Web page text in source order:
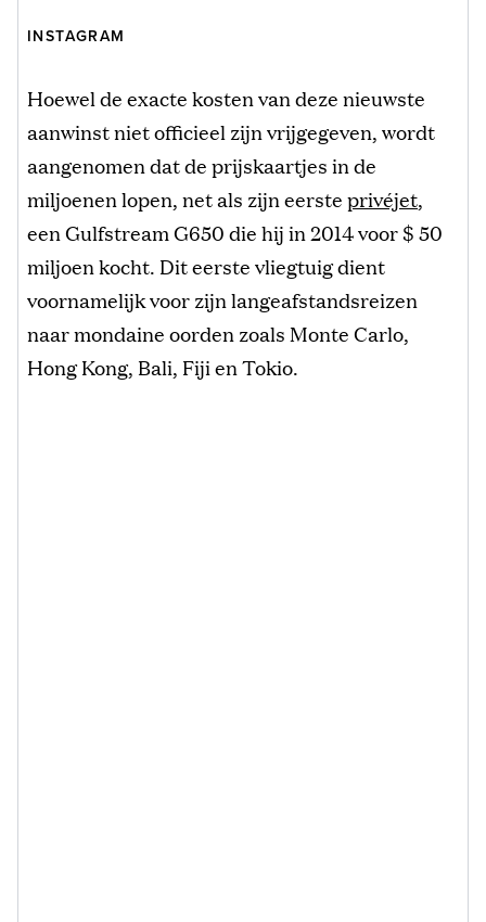
INSTAGRAM
Hoewel de exacte kosten van deze nieuwste
aanwinst niet officieel zijn vrijgegeven, wordt
aangenomen dat de prijskaartjes in de
miljoenen lopen, net als zijn eersteprivéjet,
een Gulfstream G650 die hij in 2014 voor $ 50
miljoen kocht. Dit eerste vliegtuig dient
voornamelijk voor zijn langeafstandsreizen
naar mondaine oorden zoals Monte Carlo,
Hong Kong, Bali, Fiji en Tokio.